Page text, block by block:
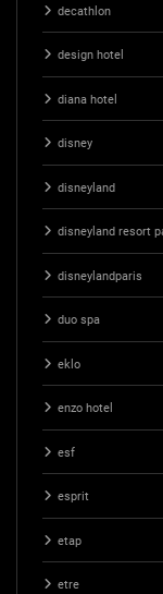
decathlon
design hotel
diana hotel
disney
disneyland
disneyland resort
disneylandparis
duo spa
eklo
enzo hotel
esf
esprit
etap
etre